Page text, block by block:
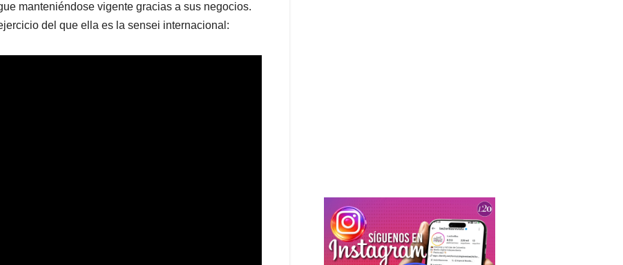
manteniéndose vigente gracias a sus negocios.
del que ella es la sensei internacional: